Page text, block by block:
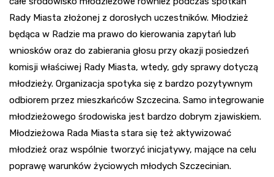
Rady Miasta złożonej z dorosłych uczestników. Młodzież
będąca w Radzie ma prawo do kierowania zapytań lub
wniosków oraz do zabierania głosu przy okazji posiedzeń
komisji właściwej Rady Miasta, wtedy, gdy sprawy dotyczą
młodzieży. Organizacja spotyka się z bardzo pozytywnym
odbiorem przez mieszkańców Szczecina. Samo integrowanie
młodzieżowego środowiska jest bardzo dobrym zjawiskiem.
Młodzieżowa Rada Miasta stara się też aktywizować
młodzież oraz wspólnie tworzyć inicjatywy, mające na celu
poprawę warunków życiowych młodych Szczecinian.